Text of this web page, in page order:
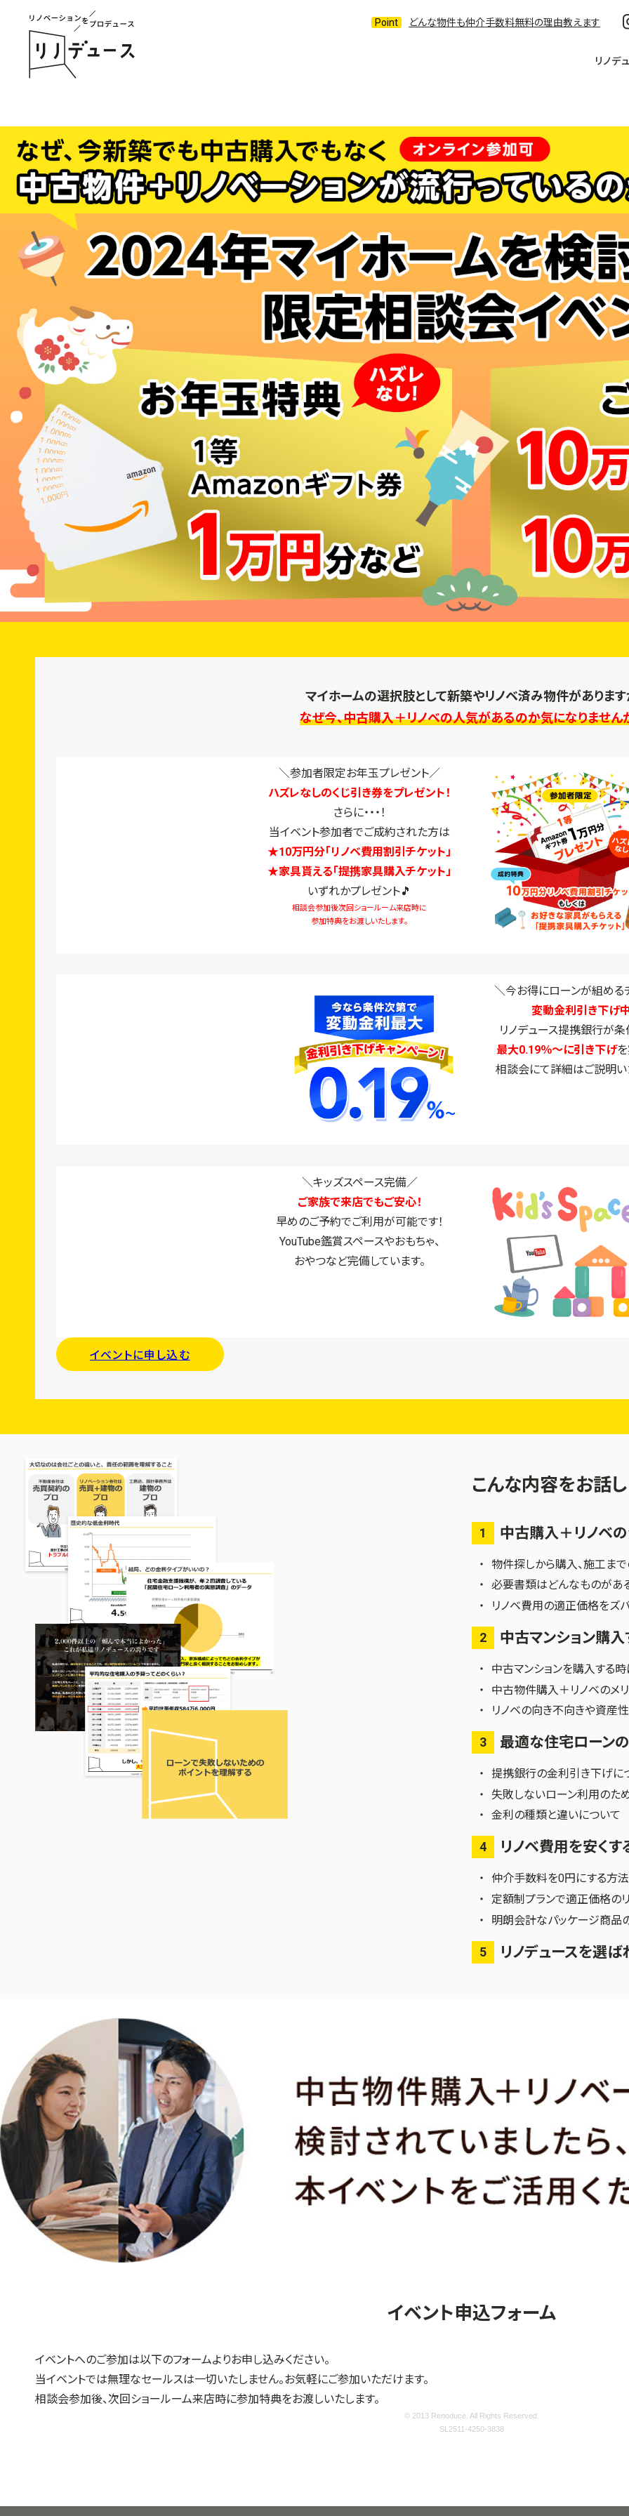
どんな物件も仲介手数料無料の理由教えます
リノデ
マイホームの選択肢として新築やリノベ済み物件がありま
なぜ今、中古購入＋リノベの人気があるのか気になりません
＼参加者限定お年玉プレゼント／
ハズレなしのくじ引き券をプレゼント！
さらに・・・！
当イベント参加者でご成約された方は
★10万円分「リノベ費用割引チケット」
★家具貰える「提携家具購入チケット」
いずれかプレゼント🎵
相談会参加後次回ショールーム来店時に
参加特典をお渡しいたします。
＼今お得にローンが組める
変動金利引き下げ中
リノデュース提携銀行が
最大0.19％～に引き下げ
相談会にて詳細はご説明い
＼キッズスペース完備／
ご家族で来店でもご安心！
早めのご予約でご利用が可能です！
YouTube鑑賞スペースやおもちゃ、
おやつなど完備しています。
イベントに申し込む
こんな内容をお話
1 中古購入＋リノベ
物件探しから購入、施工ま
必要書類はどんなものがあ
リノベ費用の適正価格をズ
2 中古マンション購
中古マンションを購入する
中古物件購入＋リノベのメリ
リノベの向き不向きや資産
3 最適な住宅ローン
提携銀行の金利引き下げに
失敗しないローン利用のた
金利の種類と違いについて
4 リノベ費用を安くす
仲介手数料を0円にする方
定額制プランで適正価格の
明朗会計なパッケージ商品
5 リノデュースを選
イベント申込フォーム
イベントへのご参加は以下のフォームよりお申し込みください。
当イベントでは無理なセールスは一切いたしません。お気軽にご参加いただけます。
相談会参加後、次回ショールーム来店時に参加特典をお渡しいたします。
© 2013 Renoduce. All Rights Reserved.
SL2511-4250-3838